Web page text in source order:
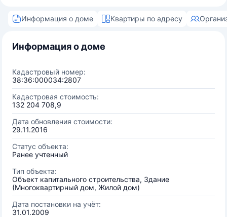
Информация о доме Квартиры по адресу
Информация о доме
Кадастровый номер:
38:36:000034:2807
Кадастровая стоимость:
132 204 708,9
Дата обновления стоимости:
29.11.2016
Статус объекта:
Ранее учтенный
Тип объекта:
Объект капитального строительства, Здание
(Многоквартирный дом, Жилой дом)
Дата постановки на учёт:
31.01.2009